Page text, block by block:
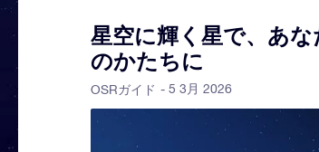
星空に輝く星で、あ
のかたちに
OSRガイド - 5 3月 2026